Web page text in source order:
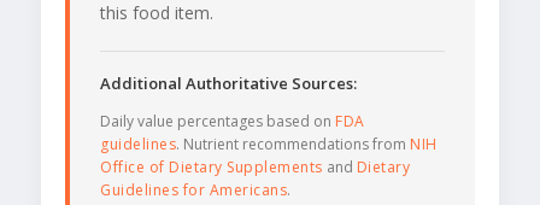
this food item.
Additional Authoritative Sources:
Daily value percentages based on FDA
guidelines. Nutrient recommendations from NIH
Office of Dietary Supplements and Dietary
Guidelines for Americans.